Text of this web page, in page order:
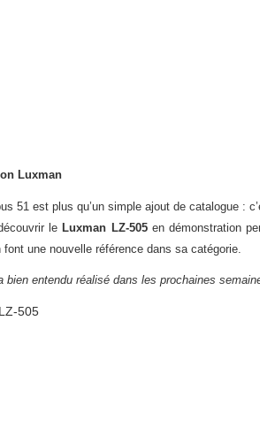
Luxman
51 est plus qu’un simple ajout de catalogue :
le Luxman LZ-505en démonstration
une nouvelle référence dans sa catégorie.
bien entendu réalisé dans les prochaines